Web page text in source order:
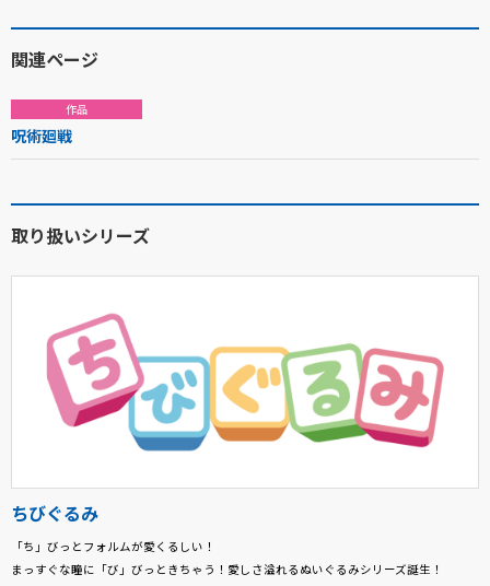
関連ページ
作品
呪術廻戦
取り扱いシリーズ
ちびぐるみ
「ち」びっとフォルムが愛くるしい！
まっすぐな瞳に「び」びっときちゃう！愛しさ溢れるぬいぐるみシリーズ誕生！